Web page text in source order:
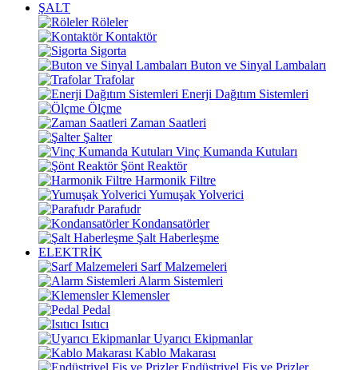
ŞALT
Röleler
Kontaktör
Sigorta
Buton ve Sinyal Lambaları
Trafolar
Enerji Dağıtım Sistemleri
Ölçme
Zaman Saatleri
Şalter
Vinç Kumanda Kutuları
Şönt Reaktör
Harmonik Filtre
Yumuşak Yolverici
Parafudr
Kondansatörler
Şalt Haberleşme
ELEKTRİK
Sarf Malzemeleri
Alarm Sistemleri
Klemensler
Pedal
Isıtıcı
Uyarıcı Ekipmanlar
Kablo Makarası
Endüstriyel Fiş ve Prizler